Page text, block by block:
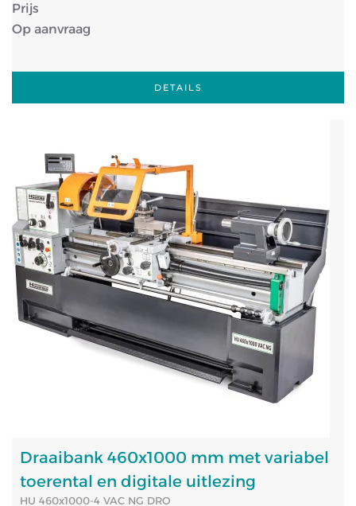
Prijs
Op aanvraag
DETAILS
Draaibank 460x1000 mm met variabel
toerental en digitale uitlezing
HU 460x1000-4 VAC NG DRO